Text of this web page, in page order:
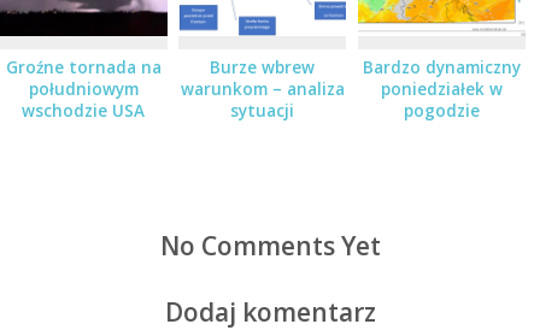
Groźne tornada na
południowym
wschodzie USA
Burze wbrew
warunkom – analiza
sytuacji
Bardzo dynamiczny
poniedziałek w
pogodzie
No Comments Yet
Dodaj komentarz